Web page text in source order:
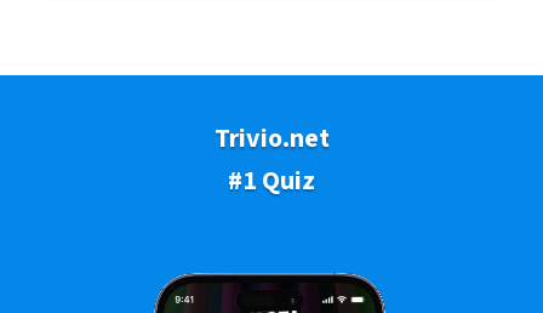
Trivio.net
#1 Quiz